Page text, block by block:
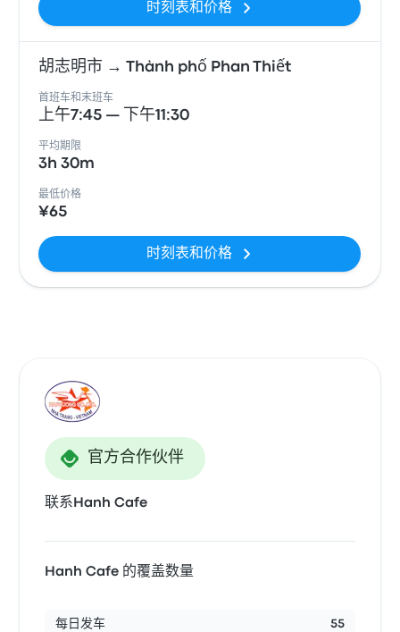
时刻表和价格
胡志明市 → Thành phố Phan Thiết
首班车和末班车
上午7:45 — 下午11:30
平均期限
3h 30m
最低价格
¥65
时刻表和价格
官方合作伙伴
联系Hanh Cafe
Hanh Cafe 的覆盖数量
每日发车 55